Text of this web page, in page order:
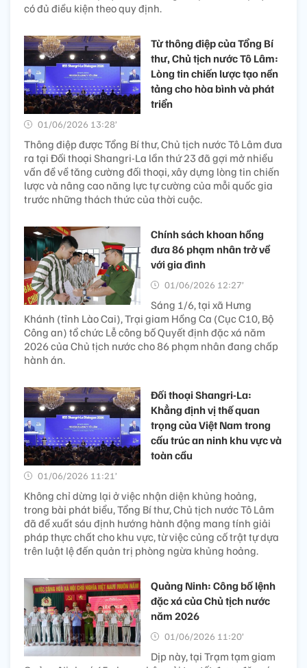
có đủ điều kiện theo quy định.
Từ thông điệp của Tổng Bí
thư, Chủ tịch nước Tô Lâm:
Lòng tin chiến lược tạo nền
tảng cho hòa bình và phát
triển
01/06/2026 13:28’
Thông điệp được Tổng Bí thư, Chủ tịch nước Tô Lâm đưa
ra tại Đối thoại Shangri-La lần thứ 23 đã gợi mở nhiều
vấn đề về tăng cường đối thoại, xây dựng lòng tin chiến
lược và nâng cao năng lực tự cường của mỗi quốc gia
trước những thách thức của thời cuộc.
Chính sách khoan hồng
đưa 86 phạm nhân trở về
với gia đình
01/06/2026 12:27’
Sáng 1/6, tại xã Hưng
Khánh (tỉnh Lào Cai), Trại giam Hồng Ca (Cục C10, Bộ
Công an) tổ chức Lễ công bố Quyết định đặc xá năm
2026 của Chủ tịch nước cho 86 phạm nhân đang chấp
hành án.
Đối thoại Shangri-La:
Khẳng định vị thế quan
trọng của Việt Nam trong
cấu trúc an ninh khu vực và
toàn cầu
01/06/2026 11:21’
Không chỉ dừng lại ở việc nhận diện khủng hoảng,
trong bài phát biểu, Tổng Bí thư, Chủ tịch nước Tô Lâm
đã đề xuất sáu định hướng hành động mang tính giải
pháp thực chất cho khu vực, từ việc củng cố trật tự dựa
trên luật lệ đến quản trị phòng ngừa khủng hoảng.
Quảng Ninh: Công bố lệnh
đặc xá của Chủ tịch nước
năm 2026
01/06/2026 11:20’
Dịp này, tại Trạm tạm giam